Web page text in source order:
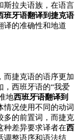
斯拉夫语族，在语言
班牙语翻译到捷克语
译的准确性和地道
而捷克语的语序更加
，西班牙语的“我爱
地西班牙语翻译到
情况使用不同的动词
多的前置词，而捷克
种差异要求译者在西
调整语序和语法结